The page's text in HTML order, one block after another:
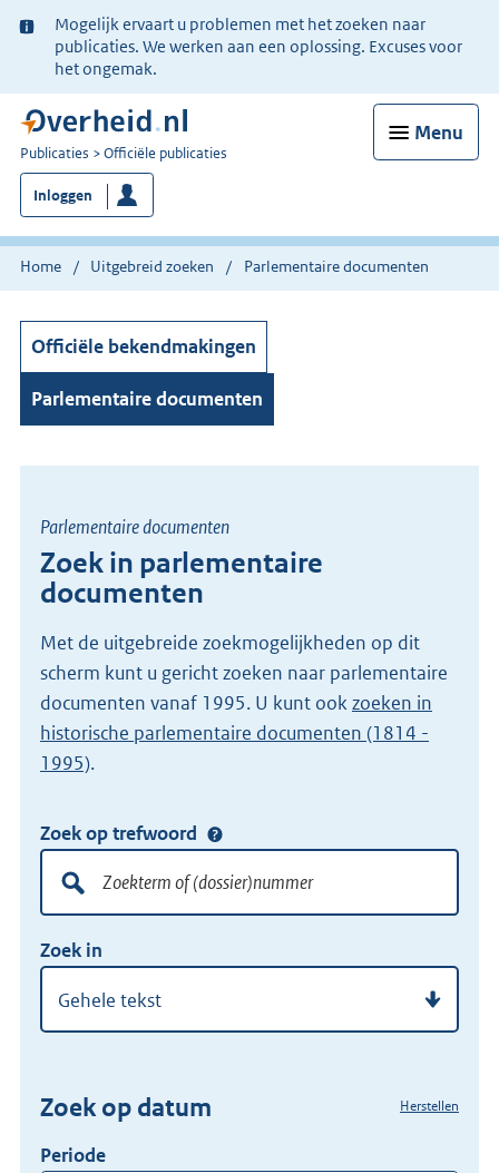
Ter
informatie:
Mogelijk ervaart u problemen met het zoeken naar
publicaties. We werken aan een oplossing. Excuses voor
het ongemak.
Menu
U
bent
nu
hier:
Publicaties Officiële publicaties
Inloggen
Home Uitgebreid zoeken Parlementaire documenten
Officiële bekendmakingen
Parlementaire documenten
Zoek in parlementaire
documenten
Parlementaire documenten
Met de uitgebreide zoekmogelijkheden op dit
scherm kunt u gericht zoeken naar parlementaire
documenten vanaf 1995. U kunt ookzoeken in
historische parlementaire documenten (1814 -
1995).
Doorzoek
alle
lokale
wet-
en
regelgeving
Zoek op trefwoord
of
(dossier)nummer
hier
uw
in
Zoek in
Zoek op datum
Periode
Herstellen